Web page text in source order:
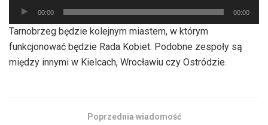
Odtwarzacz
plików
dźwiękowych
00:00 00:00
Tarnobrzeg będzie kolejnym miastem, w którym
funkcjonować będzie Rada Kobiet. Podobne zespoły są
między innymi w Kielcach, Wrocławiu czy Ostródzie.
Poprzednia wiadomość